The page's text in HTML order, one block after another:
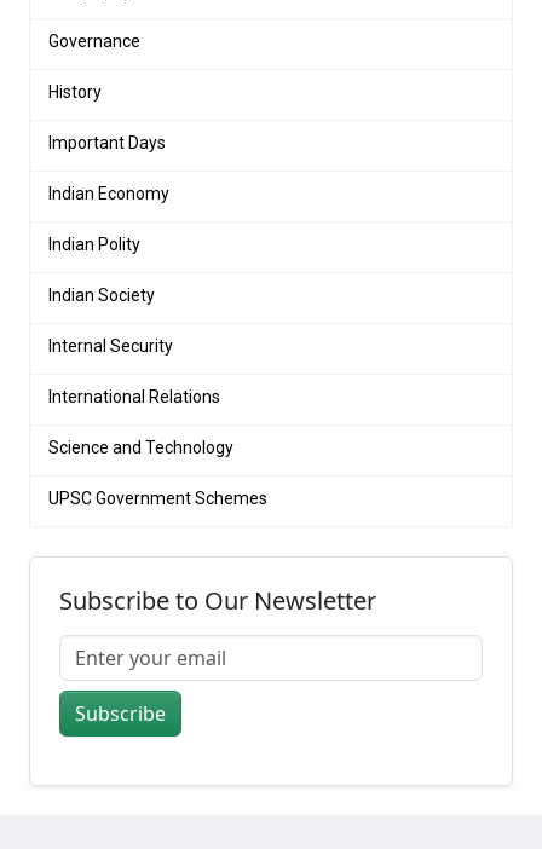
Governance
History
Important Days
Indian Economy
Indian Polity
Indian Society
Internal Security
International Relations
Science and Technology
UPSC Government Schemes
Subscribe to Our Newsletter
Subscribe